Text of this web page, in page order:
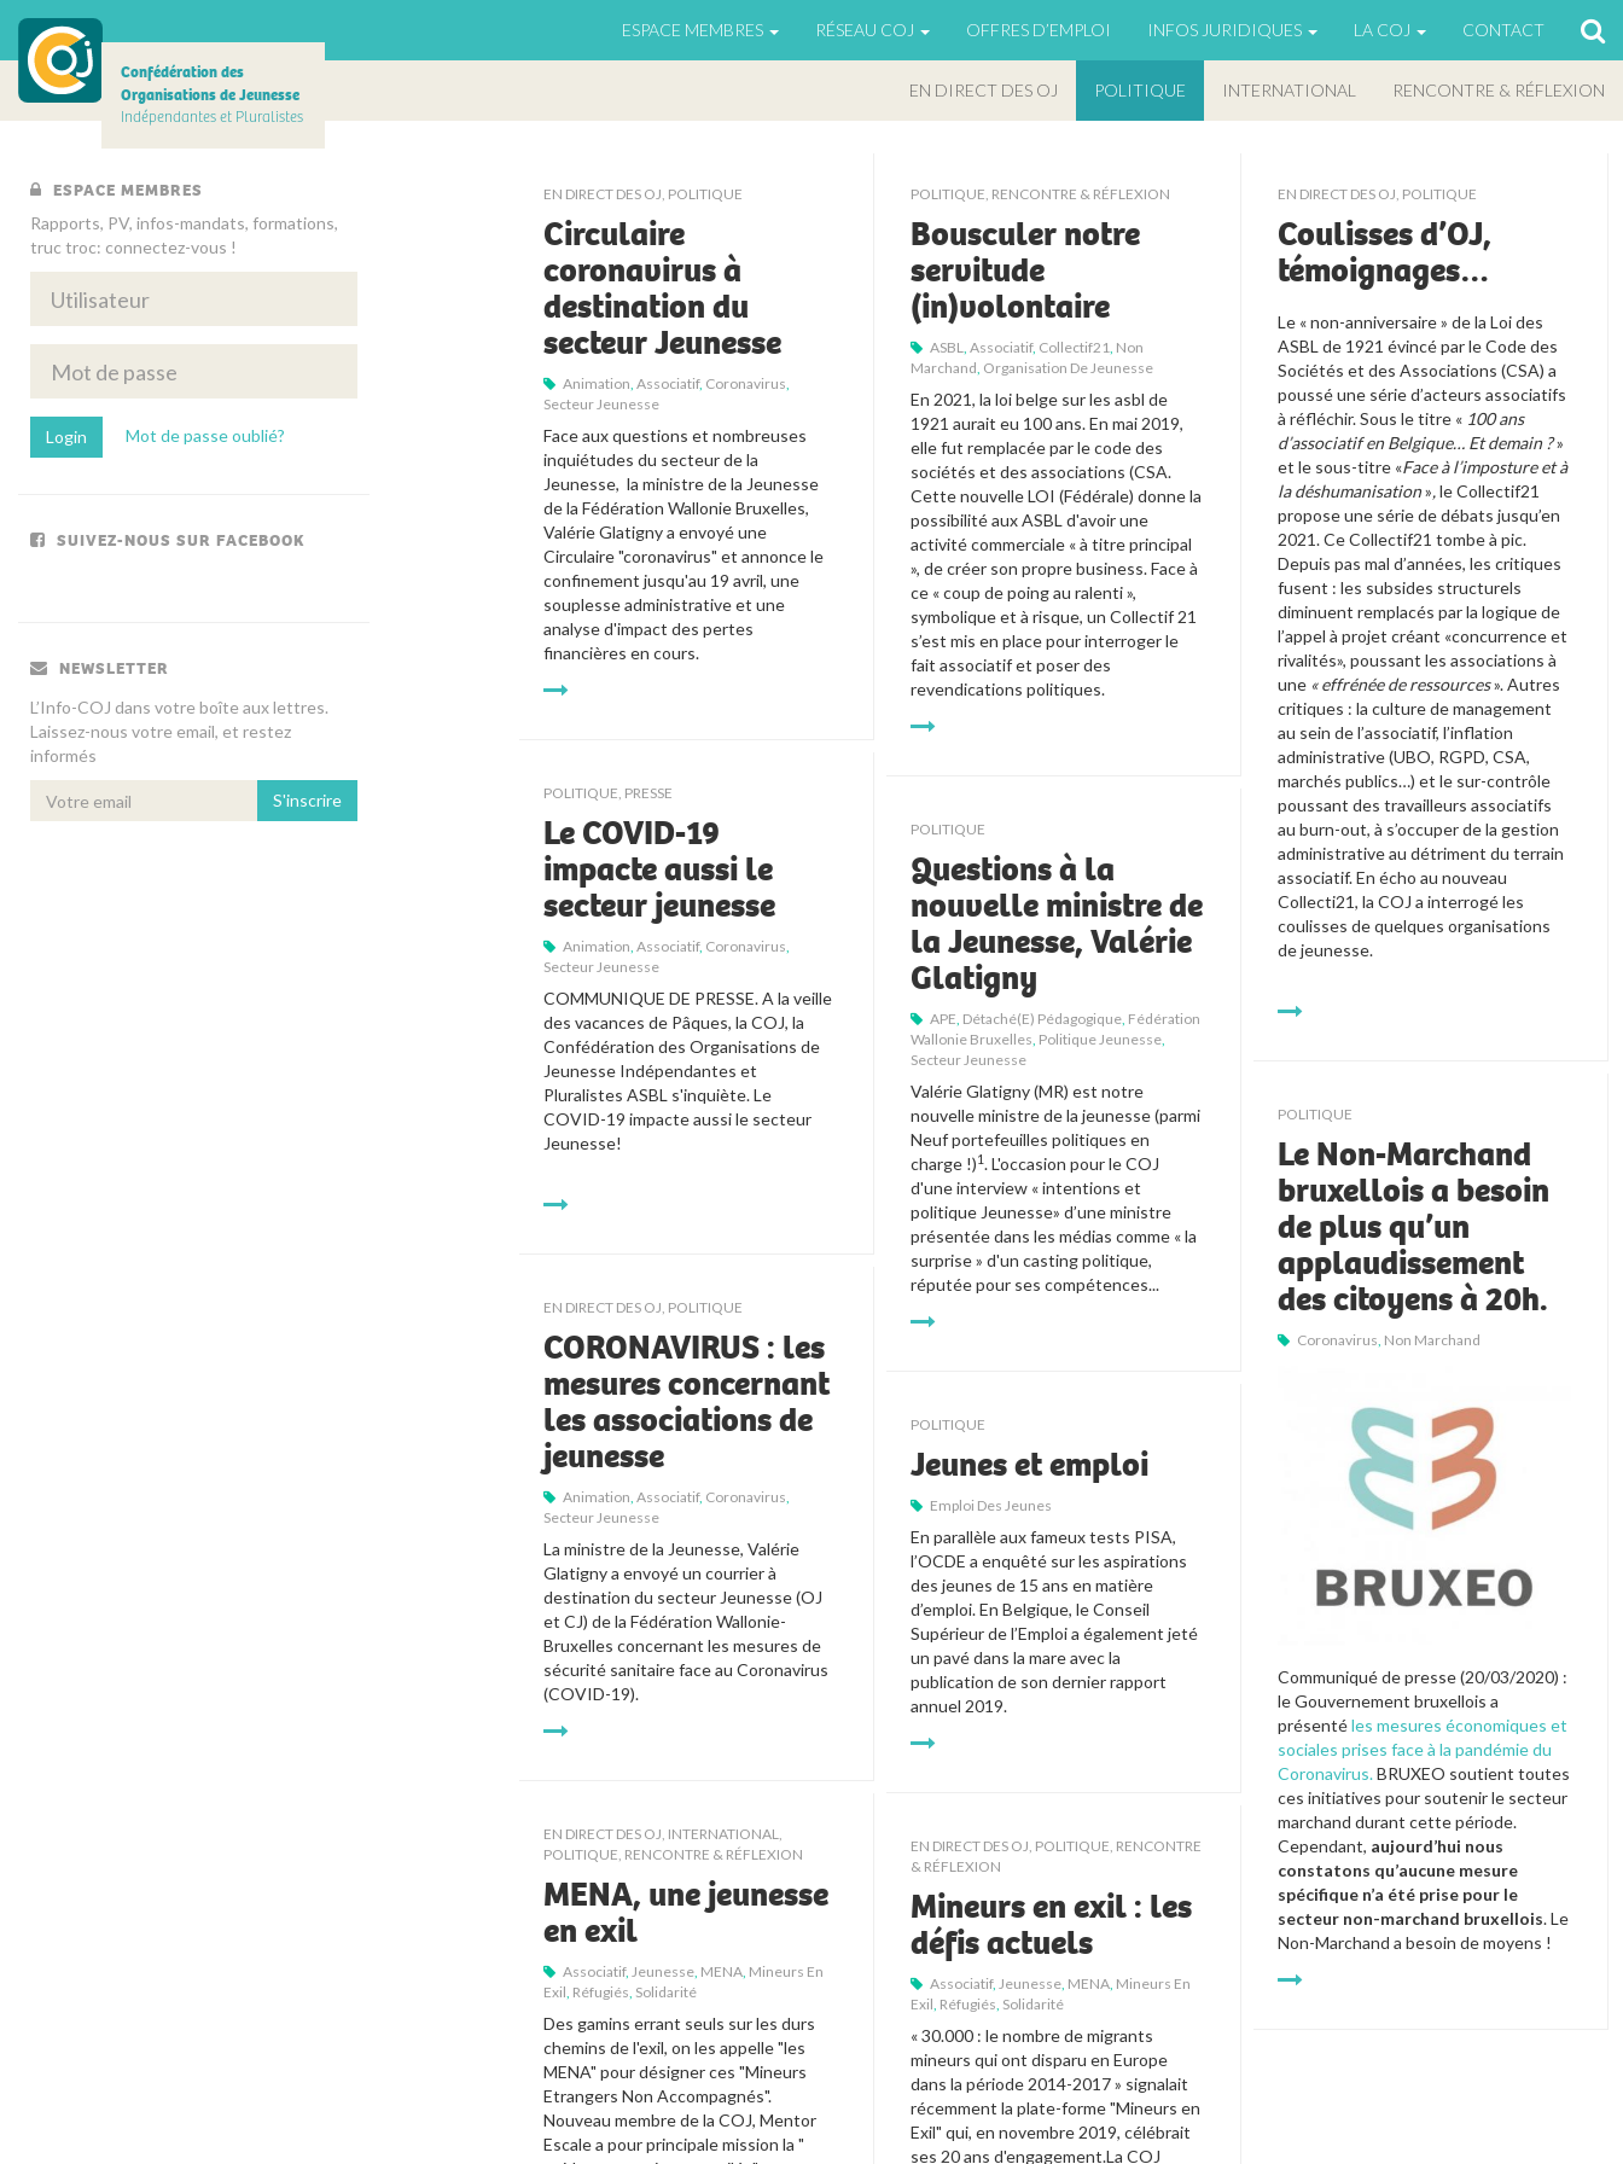
ESPACE MEMBRES RÉSEAU COJ OFFRES D’EMPLOI INFOS JURIDIQUES LA COJ CONTACT
Confédération des
Organisations de Jeunesse
Indépendantes et Pluralistes
EN DIRECT DES OJ POLITIQUE INTERNATIONAL RENCONTRE & RÉFLEXION
EN DIRECT DES OJ POLITIQUE
Circulaire
coronavirus à
destination du
secteur Jeunesse
Animation ,Associatif, Coronavirus
Secteur Jeunesse
Face aux questions et nombreuses
inquiétudes du secteur de la
Jeunesse,  la ministre de la Jeunesse
de la Fédération Wallonie Bruxelles,
Valérie Glatigny a envoyé une
Circulaire "coronavirus" et annonce le
confinement jusqu'au 19 avril, une
souplesse administrative et une
analyse d'impact des pertes
financières en cours.
POLITIQUE RENCONTRE & RÉFLEXION
Bousculer notre
servitude
(in)volontaire
ASBL ,Associatif, Collectif21 Non
Marchand Organisation De Jeunesse
En 2021, la loi belge sur les asbl de
1921 aurait eu 100 ans. En mai 2019,
elle fut remplacée par le code des
sociétés et des associations (CSA.
Cette nouvelle LOI (Fédérale) donne la
possibilité aux ASBL d'avoir une
activité commerciale « à titre principal
», de créer son propre business. Face à
ce « coup de poing au ralenti »,
symbolique et à risque, un Collectif 21
s’est mis en place pour interroger le
fait associatif et poser des
revendications politiques.
EN DIRECT DES OJ POLITIQUE
Coulisses d’OJ,
témoignages…
Le « non-anniversaire » de la Loi des
ASBL de 1921 évincé par le Code des
Sociétés et des Associations (CSA) a
poussé une série d’acteurs associatifs
à réfléchir. Sous le titre « 100 ans
d’associatif en Belgique… Et demain ? »
et le sous-titre «Face à l’imposture et à
la déshumanisation », le Collectif21
propose une série de débats jusqu’en
2021. Ce Collectif21 tombe à pic.
Depuis pas mal d’années, les critiques
fusent : les subsides structurels
diminuent remplacés par la logique de
l’appel à projet créant «concurrence et
rivalités», poussant les associations à
une « effrénée de ressources ». Autres
critiques : la culture de management
au sein de l’associatif, l’inflation
administrative (UBO, RGPD, CSA,
marchés publics…) et le sur-contrôle
poussant des travailleurs associatifs
au burn-out, à s’occuper de la gestion
administrative au détriment du terrain
associatif. En écho au nouveau
Collecti21, la COJ a interrogé les
coulisses de quelques organisations
de jeunesse.
POLITIQUE PRESSE
Le COVID-19
impacte aussi le
secteur jeunesse
Animation ,Associatif, Coronavirus
Secteur Jeunesse
COMMUNIQUE DE PRESSE. A la veille
des vacances de Pâques, la COJ, la
Confédération des Organisations de
Jeunesse Indépendantes et
Pluralistes ASBL s'inquiète. Le
COVID-19 impacte aussi le secteur
Jeunesse!
POLITIQUE
Questions à la
nouvelle ministre de
la Jeunesse, Valérie
Glatigny
APE Détaché(e) Pédagogique Fédération
Wallonie Bruxelles Politique Jeunesse
Secteur Jeunesse
Valérie Glatigny (MR) est notre
nouvelle ministre de la jeunesse (parmi
Neuf portefeuilles politiques en
charge !)1. L'occasion pour le COJ
d'une interview « intentions et
politique Jeunesse» d’une ministre
présentée dans les médias comme « la
surprise » d'un casting politique,
réputée pour ses compétences...
POLITIQUE
Le Non-Marchand
bruxellois a besoin
de plus qu’un
applaudissement
des citoyens à 20h.
Coronavirus Non Marchand
Communiqué de presse (20/03/2020) :
le Gouvernement bruxellois a
présenté les mesures économiques et
sociales prises face à la pandémie du
Coronavirus. BRUXEO soutient toutes
ces initiatives pour soutenir le secteur
marchand durant cette période.
Cependant, aujourd’hui nous
constatons qu’aucune mesure
spécifique n’a été prise pour le
secteur non-marchand bruxellois. Le
Non-Marchand a besoin de moyens !
EN DIRECT DES OJ POLITIQUE
CORONAVIRUS : les
mesures concernant
les associations de
jeunesse
Animation ,Associatif, Coronavirus
Secteur Jeunesse
La ministre de la Jeunesse, Valérie
Glatigny a envoyé un courrier à
destination du secteur Jeunesse (OJ
et CJ) de la Fédération Wallonie-
Bruxelles concernant les mesures de
sécurité sanitaire face au Coronavirus
(COVID-19).
POLITIQUE
Jeunes et emploi
Emploi Des Jeunes
En parallèle aux fameux tests PISA,
l’OCDE a enquêté sur les aspirations
des jeunes de 15 ans en matière
d’emploi. En Belgique, le Conseil
Supérieur de l’Emploi a également jeté
un pavé dans la mare avec la
publication de son dernier rapport
annuel 2019.
EN DIRECT DES OJ INTERNATIONAL
POLITIQUE RENCONTRE & RÉFLEXION
MENA, une jeunesse
en exil
Associatif, Jeunesse MENA Mineurs En
Exil Réfugiés Solidarité
Des gamins errant seuls sur les durs
chemins de l'exil, on les appelle "les
MENA" pour désigner ces "Mineurs
Etrangers Non Accompagnés".
Nouveau membre de la COJ, Mentor
Escale a pour principale mission la "
EN DIRECT DES OJ POLITIQUE RENCONTRE
& RÉFLEXION
Mineurs en exil : les
défis actuels
Associatif, Jeunesse MENA Mineurs En
Exil Réfugiés Solidarité
« 30.000 : le nombre de migrants
mineurs qui ont disparu en Europe
dans la période 2014-2017 » signalait
récemment la plate-forme "Mineurs en
Exil" qui, en novembre 2019, célébrait
ses 20 ans d'engagement.La COJ
ESPACE MEMBRES
Rapports, PV, infos-mandats, formations,
truc troc: connectez-vous !
Mot de passe oublié?
SUIVEZ-NOUS SUR FACEBOOK
NEWSLETTER
L’Info-COJ dans votre boîte aux lettres.
Laissez-nous votre email, et restez
informés
S'inscrire